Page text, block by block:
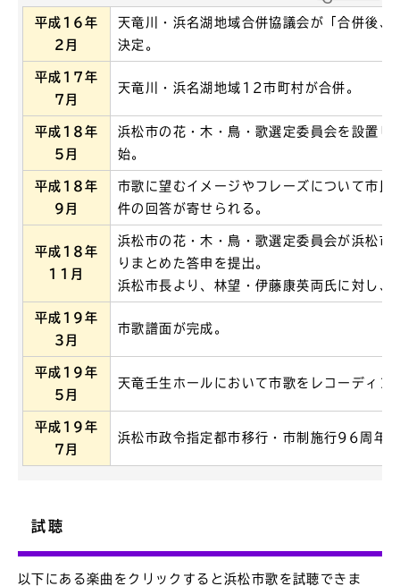
平成16年
2月
天竜川・浜名湖地域合併協議会が「合併後、
決定。
平成17年
7月
天竜川・浜名湖地域12市町村が合併。
平成18年
5月
浜松市の花・木・鳥・歌選定委員会を設置し
始。
平成18年
9月
市歌に望むイメージやフレーズについて市
件の回答が寄せられる。
平成18年
11月
浜松市の花・木・鳥・歌選定委員会が浜松市
りまとめた答申を提出。
浜松市長より、林望・伊藤康英両氏に対し、
平成19年
3月
市歌譜面が完成。
平成19年
5月
天竜壬生ホールにおいて市歌をレコーディン
平成19年
7月
浜松市政令指定都市移行・市制施行96周年
試聴
以下にある楽曲をクリックすると浜松市歌を試聴できま